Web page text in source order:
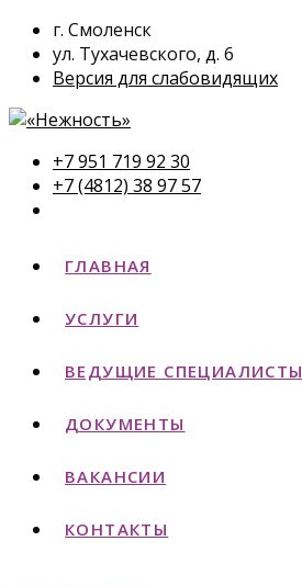
г. Смоленск
ул. Тухачевского, д. 6
Версия для слабовидящих
+7 951 719 92 30
+7 (4812) 38 97 57
ГЛАВНАЯ
УСЛУГИ
ВЕДУЩИЕ СПЕЦИАЛИСТЫ
ДОКУМЕНТЫ
ВАКАНСИИ
КОНТАКТЫ